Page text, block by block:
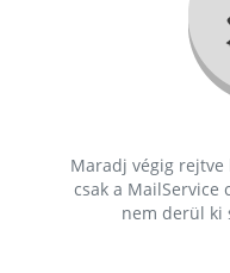
Maradj végig rejtve
csak a MailService
nem derül ki